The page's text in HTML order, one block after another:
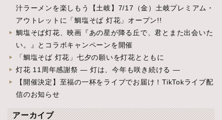
汁ラーメンを楽しもう【土岐】7/17（金）土岐プレミアム・
アウトレットに「鯛塩そば 灯花」オープン!!
鯛塩そば灯花、映画『あの星が降る丘で、君とまた出会いた
い。』とコラボキャンペーンを開催
「鯛塩そば 灯花」七夕の願いを灯花とともに
灯花 11周年感謝祭 ― 灯は、今年も咲き続ける ―
【開催決定】至福の一杯をライブでお届け！TikTokライブ配
信のお知らせ
アーカイブ